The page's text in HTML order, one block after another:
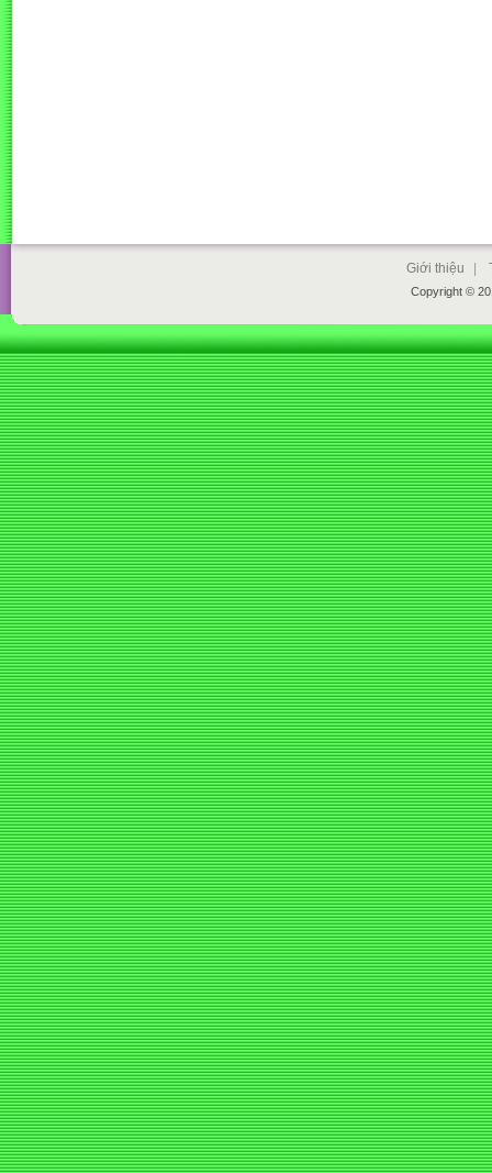
Giới thiệu |
Copyright ©